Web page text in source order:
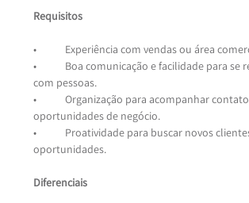
Requisitos
•	Experiência com vendas ou área
•	Boa comunicação e facilidade para se relacionar
com pessoas.
•	Organização para acompanhar contatos e
oportunidades de negócio.
•	Proatividade para buscar novos clientes e gerar
oportunidades.
Diferenciais